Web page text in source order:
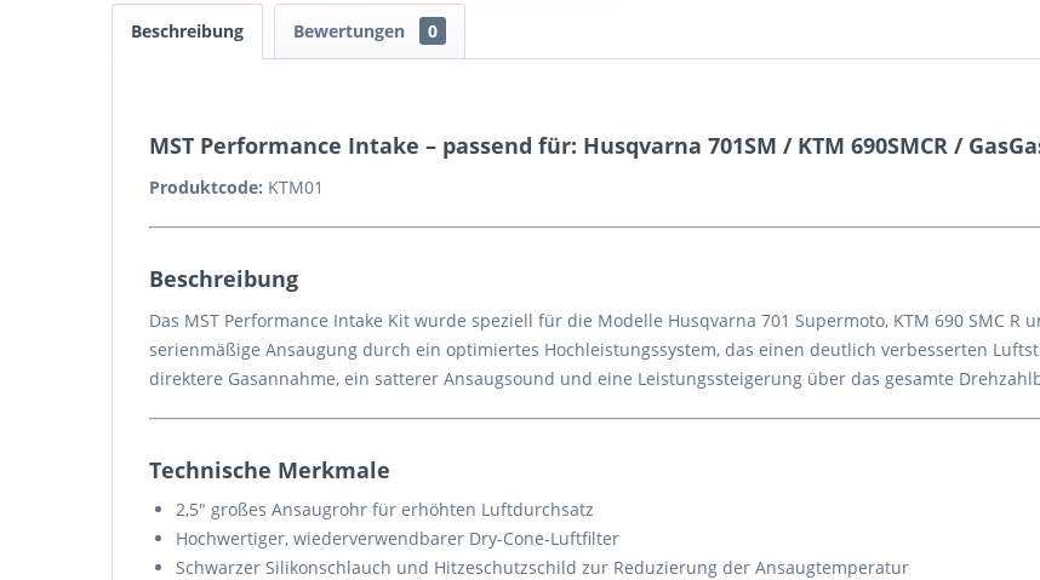
Beschreibung Bewertungen 0
MST Performance Intake – passend für: Husqvarna 701SM / KTM 690SMCR /
Produktcode: KTM01
Beschreibung
Das MST Performance Intake Kit wurde speziell für die Modelle Husqvarna 701 Supermoto, KTM 690 SMC R
serienmäßige Ansaugung durch ein optimiertes Hochleistungssystem, das einen deutlich verbesserten
direktere Gasannahme, ein satterer Ansaugsound und eine Leistungssteigerung über das gesamte
Technische Merkmale
2,5″ großes Ansaugrohr für erhöhten Luftdurchsatz
Hochwertiger, wiederverwendbarer Dry-Cone-Luftfilter
Schwarzer Silikonschlauch und Hitzeschutzschild zur Reduzierung der Ansaugtemperatur